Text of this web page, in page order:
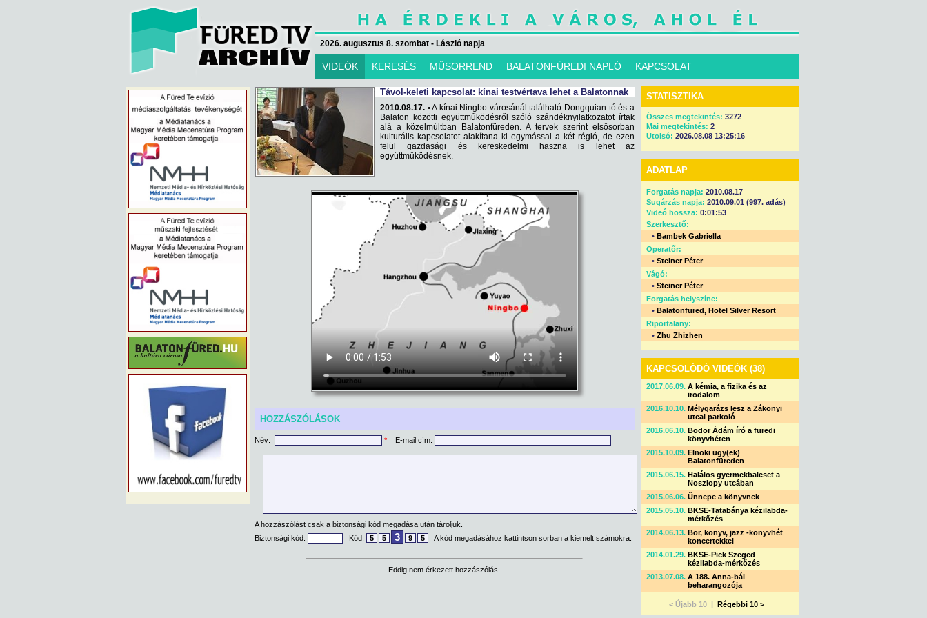
2026. augusztus 8. szombat - László napja
VIDEÓK KERESÉS MŰSORREND BALATONFÜREDI NAPLÓ KAPCSOLAT
Távol-keleti kapcsolat: kínai testvértava lehet a Balatonnak
2010.08.17. •A kínai Ningbo városánál található Dongquian-tó és a
Balaton közötti együttműködésről szóló szándéknyilatkozatot írtak
alá a közelmúltban Balatonfüreden. A tervek szerint elsősorban
kulturális kapcsolatot alakítana ki egymással a két régió, de ezen
felül gazdasági és kereskedelmi haszna is lehet az
együttműködésnek.
HOZZÁSZÓLÁSOK
Név: * E-mail cím:
A hozzászólást csak a biztonsági kód megadása után tároljuk.
Biztonsági kód:
Kód: 5 5 3 9 5 A kód megadásához kattintson sorban a kiemelt számokra.
Eddig nem érkezett hozzászólás.
STATISZTIKA
Összes megtekintés: 3272
Mai megtekintés: 2
Utolsó: 2026.08.08 13:25:16
ADATLAP
Forgatás napja: 2010.08.17
Sugárzás napja: 2010.09.01 (997. adás)
Videó hossza: 0:01:53
Szerkesztő:
• Bambek Gabriella
Operatőr:
• Steiner Péter
Vágó:
• Steiner Péter
Forgatás helyszíne:
• Balatonfüred, Hotel Silver Resort
Riportalany:
• Zhu Zhizhen
KAPCSOLÓDÓ VIDEÓK (38)
2017.06.09. A kémia, a fizika és az
irodalom
2016.10.10. Mélygarázs lesz a Zákonyi
utcai parkoló
2016.06.10. Bodor Ádám író a füredi
könyvhéten
2015.10.09. Elnöki ügy(ek)
Balatonfüreden
2015.06.15. Halálos gyermekbaleset a
Noszlopy utcában
2015.06.06. Ünnepe a könyvnek
2015.05.10. BKSE-Tatabánya kézilabda-
mérkőzés
2014.06.13. Bor, könyv, jazz -könyvhét
koncertekkel
2014.01.29. BKSE-Pick Szeged
kézilabda-mérkőzés
2013.07.08. A 188. Anna-bál
beharangozója
< Újabb 10 | Régebbi 10 >